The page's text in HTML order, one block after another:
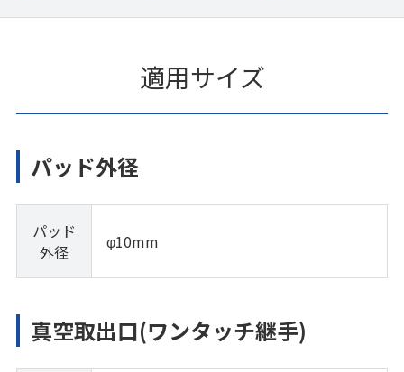
適用サイズ
パッド外径
パッド
外径
φ10mm
真空取出口(ワンタッチ継手)